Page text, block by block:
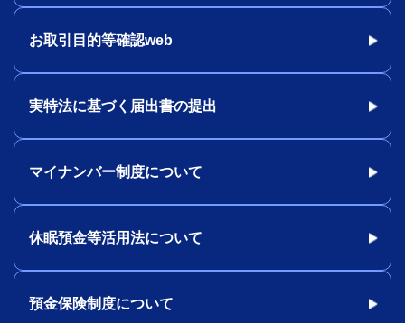
お取引目的等確認web
実特法に基づく届出書の提出
マイナンバー制度について
休眠預金等活用法について
預金保険制度について